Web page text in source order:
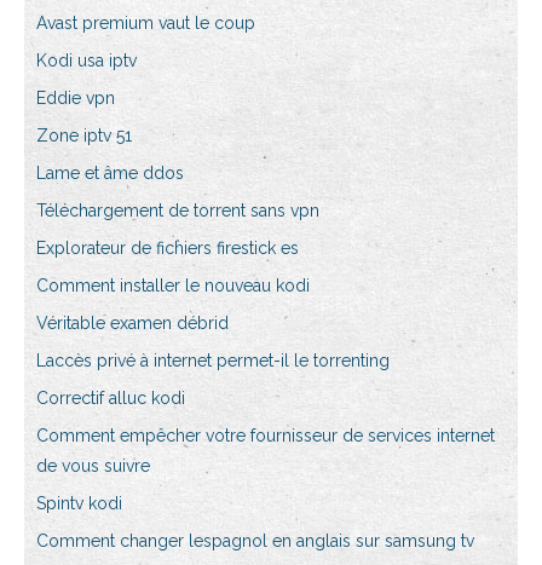
Avast premium vaut le coup
Kodi usa iptv
Eddie vpn
Zone iptv 51
Lame et âme ddos
Téléchargement de torrent sans vpn
Explorateur de fichiers firestick es
Comment installer le nouveau kodi
Véritable examen débrid
Laccès privé à internet permet-il le torrenting
Correctif alluc kodi
Comment empêcher votre fournisseur de services internet
de vous suivre
Spintv kodi
Comment changer lespagnol en anglais sur samsung tv